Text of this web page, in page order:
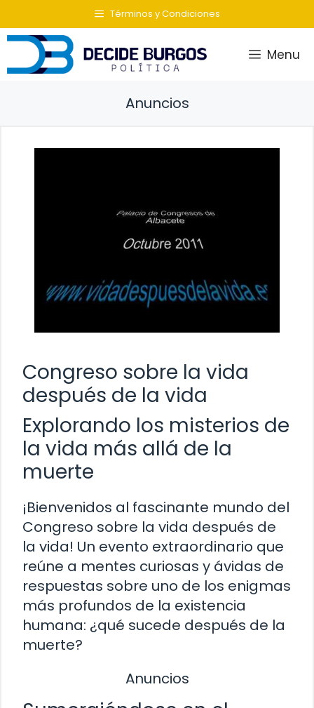
al
contenido
Términos y Condiciones
Menu
Anuncios
Congreso sobre la vida
después de la vida
Explorando los misterios de
la vida más allá de la
muerte
¡Bienvenidos al fascinante mundo del
Congreso sobre la vida después de
la vida! Un evento extraordinario que
reúne a mentes curiosas y ávidas de
respuestas sobre uno de los enigmas
más profundos de la existencia
humana: ¿qué sucede después de la
muerte?
Anuncios